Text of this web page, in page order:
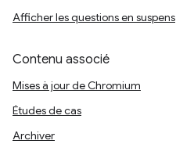
Afficher les questions en suspens
Contenu associé
Mises à jour de Chromium
Études de cas
Archiver